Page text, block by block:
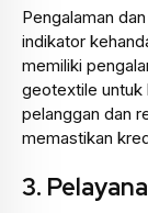
Pengalaman
indikator
memiliki
geotextile untuk
pelanggan dan
memastikan
3.